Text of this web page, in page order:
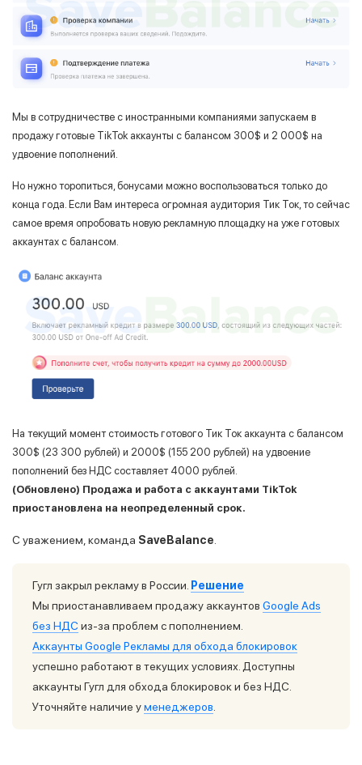
Мы в сотрудничестве с иностранными компаниями запускаем в
продажу готовые TikTok аккаунты с балансом 300$ и 2 000$ на
удвоение пополнений.
Но нужно торопиться, бонусами можно воспользоваться только до
конца года. Если Вам интереса огромная аудитория Тик Ток, то сейчас
самое время опробовать новую рекламную площадку на уже готовых
аккаунтах с балансом.
На текущий момент стоимость готового Тик Ток аккаунта с балансом
300$ (23 300 рублей) и 2000$ (155 200 рублей) на удвоение
пополнений без НДС составляет 4000 рублей.
(Обновлено) Продажа и работа с аккаунтами TikTok
приостановлена на неопределенный срок.
С уважением, команда SaveBalance
Гугл закрыл рекламу в России. Решение
Мы приостанавливаем продажу аккаунтов Google Ads
без НДС из-за проблем с пополнением.
Аккаунты Google Рекламы для обхода блокировок
успешно работают в текущих условиях. Доступны
аккаунты Гугл для обхода блокировок и без НДС.
Уточняйте наличие уменеджеров